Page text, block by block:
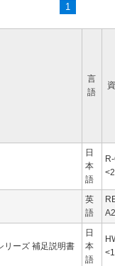
1
言
語
日
本
語
英
語
リーズ 補足説明書
日
本
語